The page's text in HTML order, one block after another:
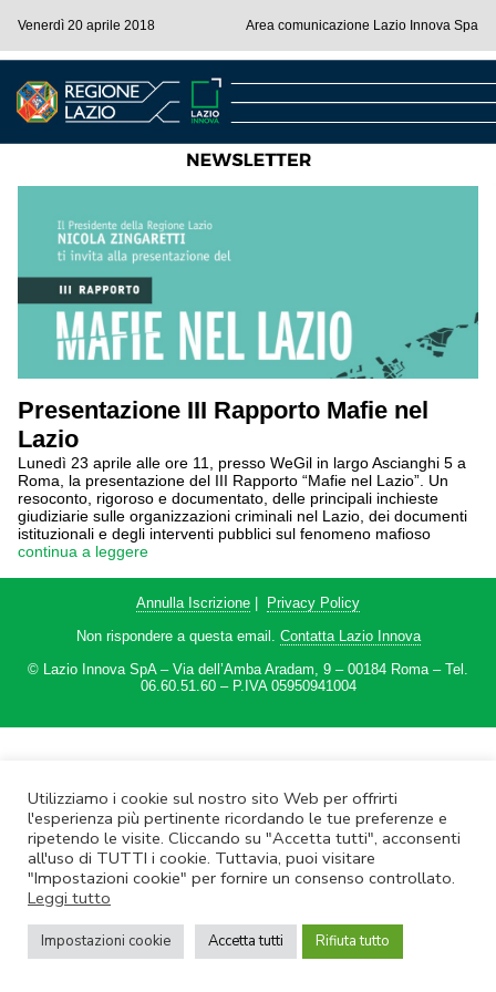
Utilizziamo i cookie sul nostro sito Web per offrirti
l'esperienza più pertinente ricordando le tue preferenze e
ripetendo le visite. Cliccando su "Accetta tutti", acconsenti
all'uso di TUTTI i cookie. Tuttavia, puoi visitare
"Impostazioni cookie" per fornire un consenso controllato.
Leggi tutto
Impostazioni cookie Accetta tutti Rifiuta tutto
Venerdì 20 aprile 2018 Area comunicazione Lazio Innova Spa
Presentazione III Rapporto Mafie nel
Lazio
Lunedì 23 aprile alle ore 11, presso WeGil in largo Ascianghi 5 a
Roma, la presentazione del III Rapporto “Mafie nel Lazio”. Un
resoconto, rigoroso e documentato, delle principali inchieste
giudiziarie sulle organizzazioni criminali nel Lazio, dei documenti
istituzionali e degli interventi pubblici sul fenomeno mafioso
continua a leggere
Annulla Iscrizione
Privacy Policy
Non rispondere a questa email. Contatta Lazio Innova
© Lazio Innova SpA – Via dell’Amba Aradam, 9 – 00184 Roma – Tel.
06.60.51.60 – P.IVA 05950941004